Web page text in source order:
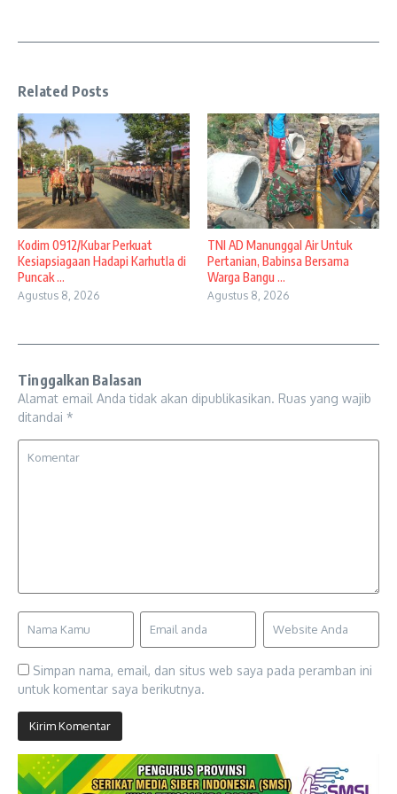
Related Posts
Kodim 0912/Kubar Perkuat
Kesiapsiagaan Hadapi Karhutla di
Puncak ...
Agustus 8, 2026
TNI AD Manunggal Air Untuk
Pertanian, Babinsa Bersama
Warga Bangu ...
Agustus 8, 2026
Tinggalkan Balasan
Alamat email Anda tidak akan dipublikasikan. Ruas yang wajib
ditandai *
Simpan nama, email, dan situs web saya pada peramban ini
untuk komentar saya berikutnya.